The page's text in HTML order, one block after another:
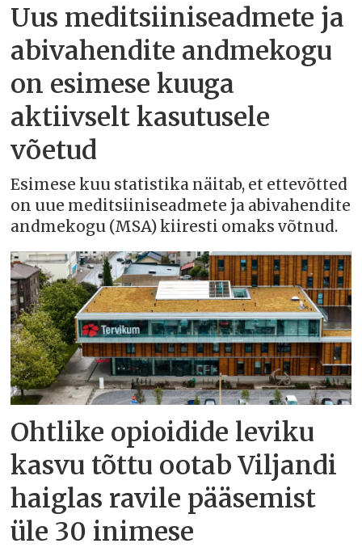
Uus meditsiiniseadmete ja
abivahendite andmekogu
on esimese kuuga
aktiivselt kasutusele
võetud
Esimese kuu statistika näitab, et ettevõtted
on uue meditsiiniseadmete ja abivahendite
andmekogu (MSA) kiiresti omaks võtnud.
Ohtlike opioidide leviku
kasvu tõttu ootab Viljandi
haiglas ravile pääsemist
üle 30 inimese